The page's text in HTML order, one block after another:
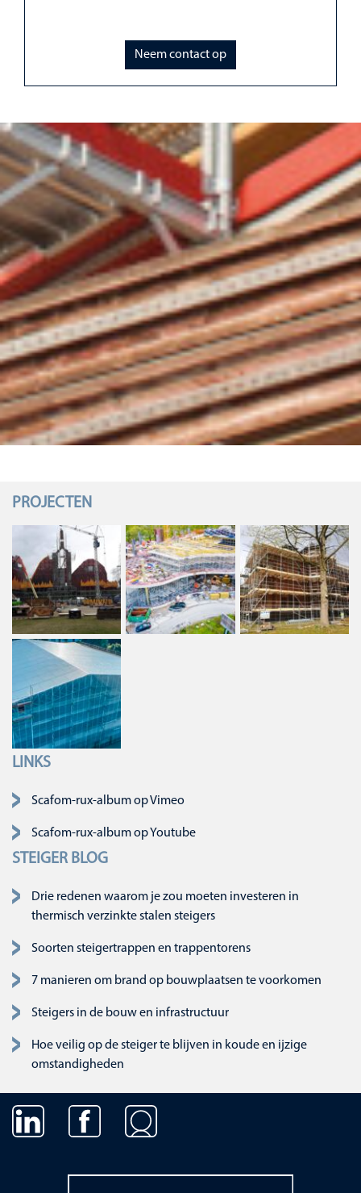
Neem contact op
PROJECTEN
LINKS
Navigatie overslaan
Scafom-rux-album op Vimeo
Scafom-rux-album op Youtube
STEIGER BLOG
Drie redenen waarom je zou moeten investeren in
thermisch verzinkte stalen steigers
Soorten steigertrappen en trappentorens
7 manieren om brand op bouwplaatsen te voorkomen
Steigers in de bouw en infrastructuur
Hoe veilig op de steiger te blijven in koude en ijzige
omstandigheden
Navigatie overslaan